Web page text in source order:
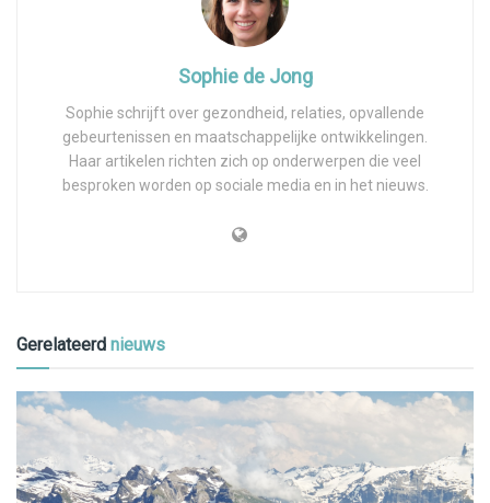
Sophie de Jong
Sophie schrijft over gezondheid, relaties, opvallende
gebeurtenissen en maatschappelijke ontwikkelingen.
Haar artikelen richten zich op onderwerpen die veel
besproken worden op sociale media en in het nieuws.
Gerelateerd nieuws